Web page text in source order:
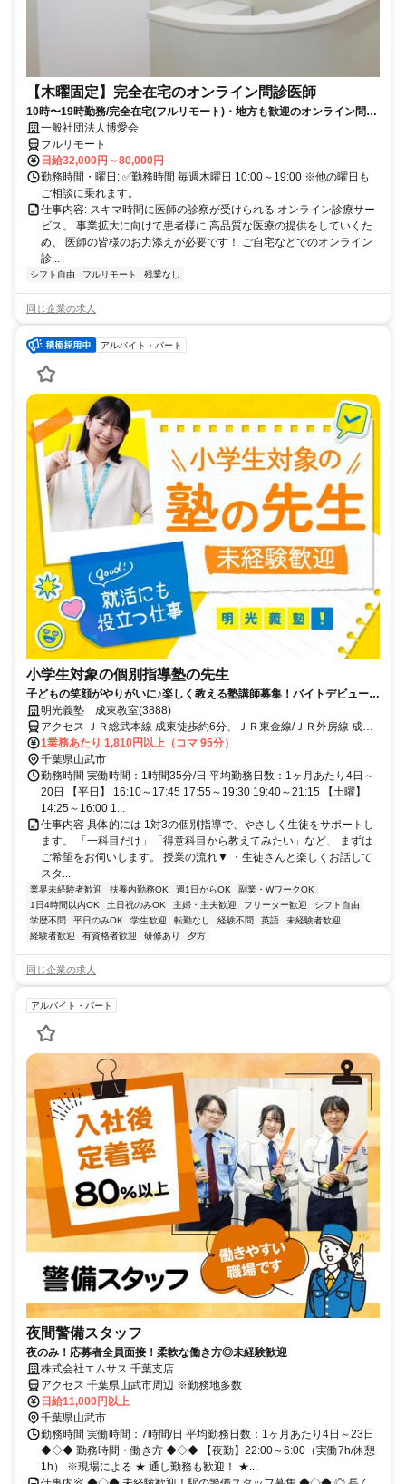
【木曜固定】完全在宅のオンライン問診医師
10時〜19時勤務/完全在宅(フルリモート)・地方も歓迎のオンライン問診
業務一般社団法人博愛会
フルリモート
日給32,000円～80,000円
勤務時間・曜日: ✅勤務時間 毎週木曜日 10:00～19:00 ※他の曜日も
ご相談に乗れます。
仕事内容: スキマ時間に医師の診察が受けられる オンライン診療サー
ビス。 事業拡大に向けて患者様に 高品質な医療の提供をしていくた
め、 医師の皆様のお力添えが必要です！ ご自宅などでのオンライン
診...
シフト自由 フルリモート 残業なし
同じ企業の求人
アルバイト・パート
小学生対象の個別指導塾の先生
子どもの笑顔がやりがいに♪楽しく教える塾講師募集！バイトデビューで
も安心の研修あり！週1日からOK
明光義塾 成東教室(3888)
アクセス ＪＲ総武本線 成東徒歩約6分、ＪＲ東金線/ＪＲ外房線 成東
徒歩約6分、ＪＲ東金線/ＪＲ外房線 求名出入口2徒歩約46分
1業務あたり 1,810円以上（コマ 95分）
千葉県山武市
勤務時間 実働時間：1時間35分/日 平均勤務日数：1ヶ月あたり4日～
20日 【平日】 16:10～17:45 17:55～19:30 19:40～21:15 【土曜】
14:25～16:00 1...
仕事内容 具体的には 1対3の個別指導で、やさしく生徒をサポートし
ます。 「一科目だけ」「得意科目から教えてみたい」など、 まずは
ご希望をお伺いします。 授業の流れ▼ ・生徒さんと楽しくお話して
スタ...
業界未経験者歓迎 扶養内勤務OK 週1日からOK
副業・WワークOK
1日4時間以内OK
土日祝のみOK 主婦・主夫歓迎 フリーター歓迎
シフト自由
学歴不問
平日のみOK 学生歓迎 転勤なし 経験不問 英語
未経験者歓迎
経験者歓迎
有資格者歓迎 研修あり 夕方
同じ企業の求人
アルバイト・パート
夜間警備スタッフ
夜のみ！応募者全員面接！柔軟な働き方◎未経験歓迎
株式会社エムサス 千葉支店
アクセス 千葉県山武市周辺 ※勤務地多数
日給11,000円以上
千葉県山武市
勤務時間 実働時間：7時間/日 平均勤務日数：1ヶ月あたり4日～23日
◆◇◆ 勤務時間・働き方 ◆◇◆ 【夜勤】22:00～6:00（実働7h/休憩
1h） ※現場による ★ 通し勤務も歓迎！ ★...